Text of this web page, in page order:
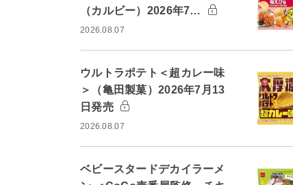
（カルビー）2026年7…
2026.08.07
ウルトラポテト＜超カレー味
＞（亀田製菓）2026年7月13
日発売
2026.08.07
ベビースタードデカイラーメ